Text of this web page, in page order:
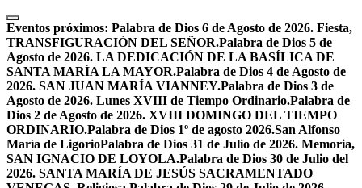
Skip
to
content
Eventos próximos: Palabra de Dios 6 de Agosto de 2026. Fiesta,
TRANSFIGURACIÓN DEL SEÑOR.Palabra de Dios 5 de
Agosto de 2026. LA DEDICACIÓN DE LA BASÍLICA DE
SANTA MARÍA LA MAYOR.Palabra de Dios 4 de Agosto de
2026. SAN JUAN MARÍA VIANNEY.Palabra de Dios 3 de
Agosto de 2026. Lunes XVIII de Tiempo Ordinario.Palabra de
Dios 2 de Agosto de 2026. XVIII DOMINGO DEL TIEMPO
ORDINARIO.Palabra de Dios 1º de agosto 2026.San Alfonso
María de LigorioPalabra de Dios 31 de Julio de 2026. Memoria,
SAN IGNACIO DE LOYOLA.Palabra de Dios 30 de Julio del
2026. SANTA MARÍA DE JESÚS SACRAMENTADO